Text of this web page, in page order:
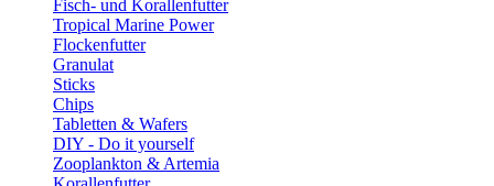
Fisch- und Korallenfutter
Tropical Marine Power
Flockenfutter
Granulat
Sticks
Chips
Tabletten & Wafers
DIY - Do it yourself
Zooplankton & Artemia